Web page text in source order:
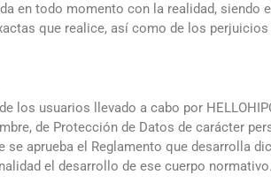
en todo momento con la realidad, siendo
que realice, así como de los
los usuarios llevado a cabo por
de Protección de Datos de carácter
aprueba el Reglamento que desarrolla
el desarrollo de ese cuerpo normativo.